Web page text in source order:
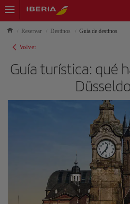
Reservar Destinos Guía de destinos
Volver
Guía turística: qué